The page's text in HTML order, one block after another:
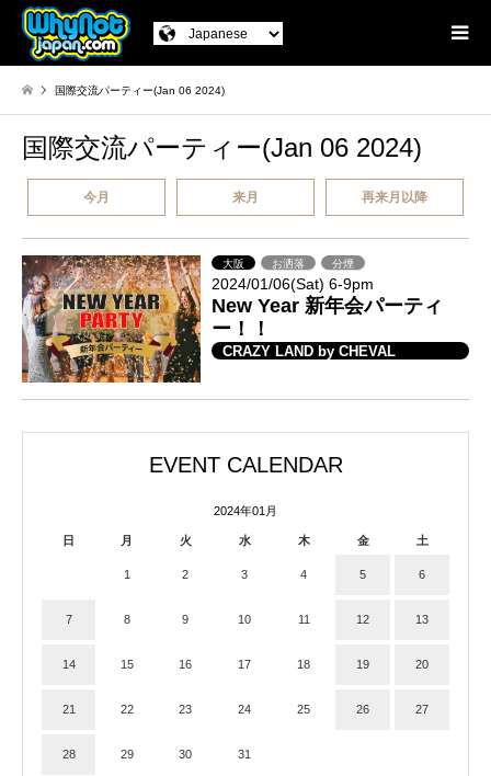
国際交流パーティー(Jan 06 2024)
国際交流パーティー(Jan 06 2024)
今月 来月 再来月以降
大阪 お洒落 分煙
2024/01/06(Sat) 6-9pm
New Year 新年会パーティ
ー！！
CRAZY LAND by CHEVAL
EVENT CALENDAR
2024年01月
日 月 火 水 木 金 土
1 2 3 4 5 6
7 8 9 10 11 12 13
14 15 16 17 18 19 20
21 22 23 24 25 26 27
28 29 30 31